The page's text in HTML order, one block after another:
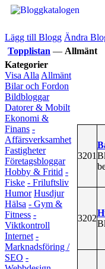
Lägg till Blogg Ändra
Topplistan — Allmänt
Kategorier
Visa Alla Allmänt
Bilar och Fordon
Bildbloggar
Datorer & Mobilt
Ekonomi &
Finans -
Affärsverksamhet
Fastigheter
Företagsbloggar
Hobby & Fritid -
Fiske - Friluftsliv
Humor Husdjur
Hälsa - Gym &
Fitness -
Viktkontroll
Internet -
Marknadsföring /
SEO -
3201
3202